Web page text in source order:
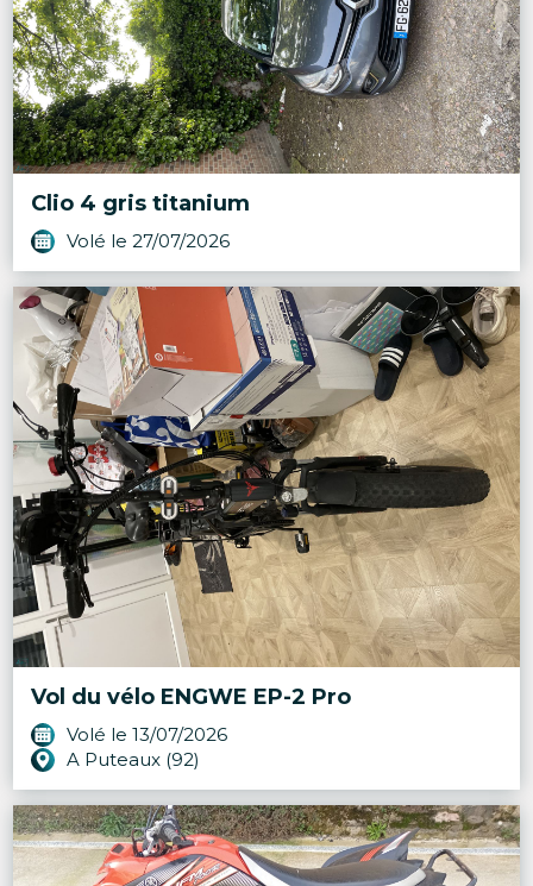
Clio 4 gris titanium
Volé le 27/07/2026
Vol du vélo ENGWE EP-2 Pro
Volé le 13/07/2026
A Puteaux (92)